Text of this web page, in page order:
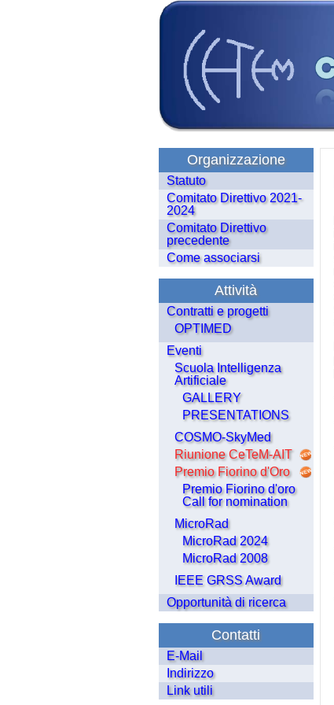
Organizzazione
Statuto
Comitato Direttivo 2021-
2024
Comitato Direttivo
precedente
Come associarsi
Attività
Contratti e progetti
OPTIMED
Eventi
Scuola Intelligenza
Artificiale
GALLERY
PRESENTATIONS
COSMO-SkyMed
Riunione CeTeM-AIT
Premio Fiorino d'Oro
Premio Fiorino d'oro
Call for nomination
MicroRad
MicroRad 2024
MicroRad 2008
IEEE GRSS Award
Opportunità di ricerca
Contatti
E-Mail
Indirizzo
Link utili